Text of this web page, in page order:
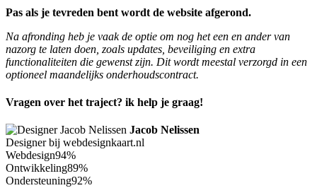
Pas als je tevreden bent wordt de website afgerond.
Na afronding heb je vaak de optie om nog het een en ander van
nazorg te laten doen, zoals updates, beveiliging en extra
functionaliteiten die gewenst zijn. Dit wordt meestal verzorgd in een
optioneel maandelijks onderhoudscontract.
Vragen over het traject? ik help je graag!
Jacob Nelissen
Designer bij webdesignkaart.nl
Webdesign94%
Ontwikkeling89%
Ondersteuning92%